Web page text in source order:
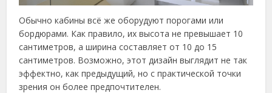
Обычно кабины всё же оборудуют порогами или
бордюрами. Как правило, их высота не превышает 10
сантиметров, а ширина составляет от 10 до 15
сантиметров. Возможно, этот дизайн выглядит не так
эффектно, как предыдущий, но с практической точки
зрения он более предпочтителен.